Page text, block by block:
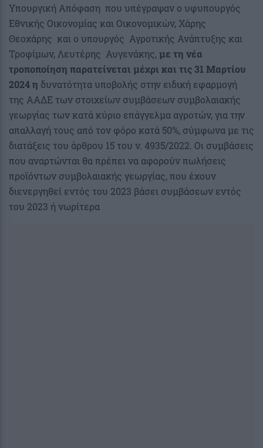
Υπουργική Απόφαση που υπέγραψαν ο υφυπουργός
Εθνικής Οικονομίας και Οικονομικών, Χάρης
Θεοχάρης και ο υπουργός Αγροτικής Ανάπτυξης και
Τροφίμων, Λευτέρης Αυγενάκης,με τη νέα
τροποποίηση παρατείνεται μέχρι και τις 31 Μαρτίου
2024 η δυνατότητα υποβολής στην ειδική εφαρμογή
της ΑΑΔΕ των στοιχείων συμβάσεων συμβολαιακής
γεωργίας των κατά κύριο επάγγελμα αγροτών, για την
απαλλαγή τους από τον φόρο κατά 50%, σύμφωνα με τις
διατάξεις του άρθρου 15 του ν. 4935/2022. Οι συμβάσεις
που αναρτώνται θα πρέπει να αφορούν πωλήσεις
προϊόντων συμβολαιακής γεωργίας, που έχουν
διενεργηθεί εντός του 2023 βάσει συμβάσεων εντός
του 2023 ή νωρίτερα